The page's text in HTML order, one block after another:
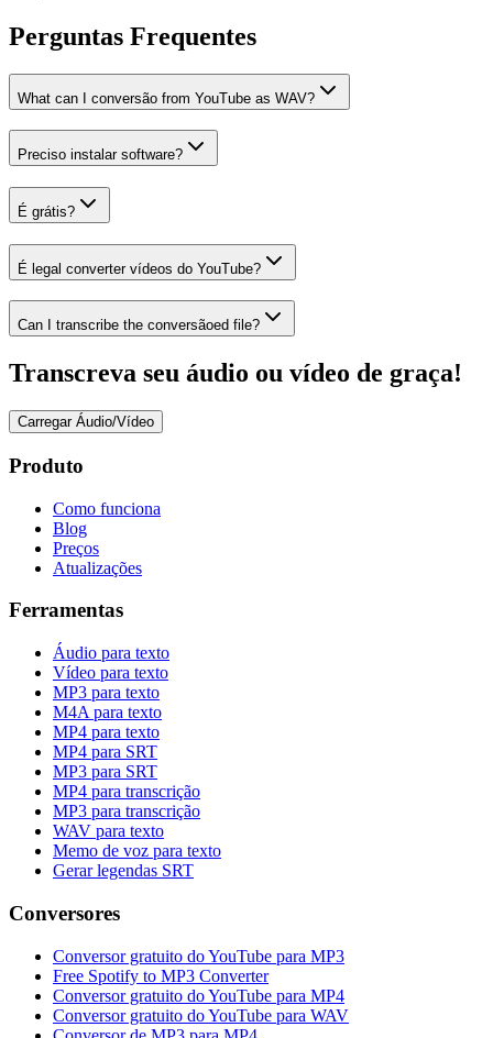
Perguntas Frequentes
What can I conversão from YouTube as WAV?
Preciso instalar software?
É grátis?
É legal converter vídeos do YouTube?
Can I transcribe the conversãoed file?
Transcreva seu áudio ou vídeo de graça!
Carregar Áudio/Vídeo
Produto
Como funciona
Blog
Preços
Atualizações
Ferramentas
Áudio para texto
Vídeo para texto
MP3 para texto
M4A para texto
MP4 para texto
MP4 para SRT
MP3 para SRT
MP4 para transcrição
MP3 para transcrição
WAV para texto
Memo de voz para texto
Gerar legendas SRT
Conversores
Conversor gratuito do YouTube para MP3
Free Spotify to MP3 Converter
Conversor gratuito do YouTube para MP4
Conversor gratuito do YouTube para WAV